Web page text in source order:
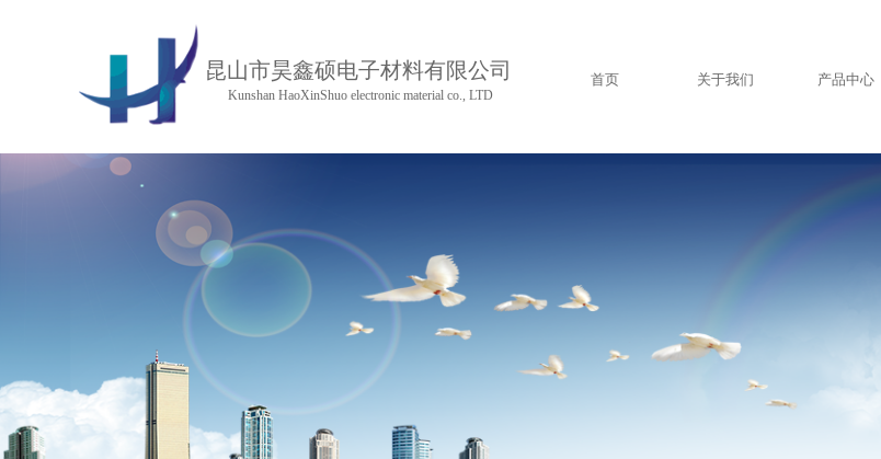
昆山市昊鑫硕电子材料有限公司
Kunshan HaoXinShuo electronic material co., LTD
首页 关于我们 产品中心